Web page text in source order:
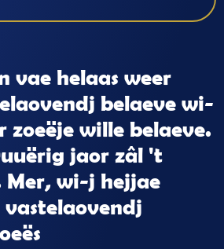
vae helaas weer
belaeve wi-
zoeëje wille belaeve.
jaor zâl 't
Mer, wi-j hejjae